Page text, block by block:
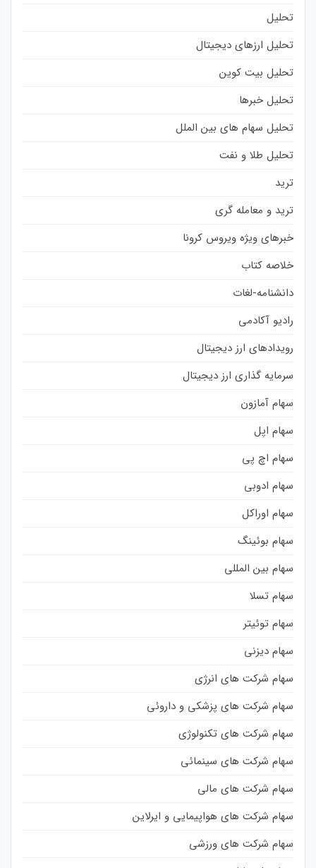
تحلیل
تحلیل ارزهای دیجیتال
تحلیل بیت کوین
تحلیل خبرها
تحلیل سهام های بین الملل
تحلیل طلا و نفت
ترید
ترید و معامله گری
خبرهای ویژه ویروس کرونا
خلاصه کتاب
دانشنامه-لغات
رادیو آکادمی
رویدادهای ارز دیجیتال
سرمایه گذاری ارز دیجیتال
سهام آمازون
سهام اپل
سهام اچ پی
سهام ادوبی
سهام اوراکل
سهام بوئینگ
سهام بین المللی
سهام تسلا
سهام توئیتر
سهام دیزنی
سهام شرکت های انرژی
سهام شرکت های پزشکی و داروئی
سهام شرکت های تکنولوژی
سهام شرکت های سینمائی
سهام شرکت های مالی
سهام شرکت های هواپیمایی و ایرلاین
سهام شرکت های ورزشی